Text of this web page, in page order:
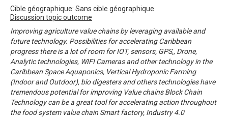
Cible géographique: Sans cible géographique
Discussion topic outcome
Improving agriculture value chains by leveraging available and
future technology. Possibilities for accelerating Caribbean
progress there is a lot of room for IOT, sensors, GPS,, Drone,
Analytic technologies, WIFI Cameras and other technology in the
Caribbean Space Aquaponics, Vertical Hydroponic Farming
(Indoor and Outdoor), bio digesters and others technologies have
tremendous potential for improving Value chains Block Chain
Technology can be a great tool for accelerating action throughout
the food system value chain Smart factory, Industry 4.0